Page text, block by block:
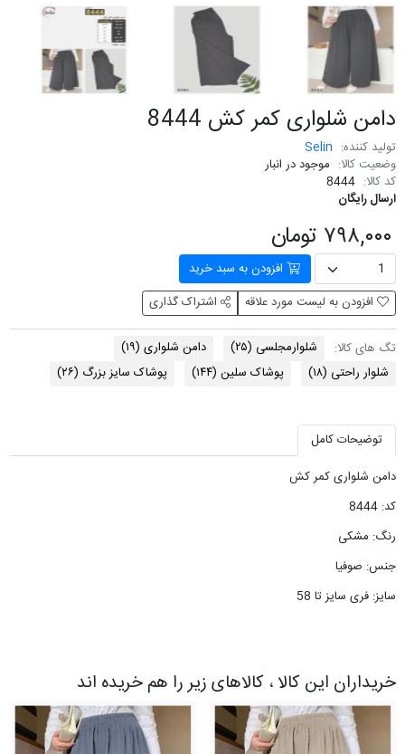
دامن شلواری کمر کش 8444
تولید کننده: Selin
وضعیت کالا: موجود در انبار
کد کالا: 8444
ارسال رایگان
۷۹۸,۰۰۰ تومان
افزودن به سبد خرید
افزودن به لیست مورد علاقه
اشتراک گذاری
تگ های کالا: شلوارمجلسی (۲۵) دامن شلواری (۱۹)
شلوار راحتی (۱۸) پوشاک سلین (۱۴۴) پوشاک سایز بزرگ (۲۶)
توضیحات کامل
دامن شلواری کمر کش
کد: 8444
رنگ: مشکی
جنس: صوفیا
سایز: فری سایز تا 58
خریداران این کالا ، کالاهای زیر را هم خریده اند